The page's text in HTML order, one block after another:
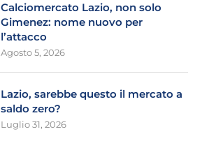
Calciomercato Lazio, non solo
Gimenez: nome nuovo per
l’attacco
Agosto 5, 2026
Lazio, sarebbe questo il mercato a
saldo zero?
Luglio 31, 2026